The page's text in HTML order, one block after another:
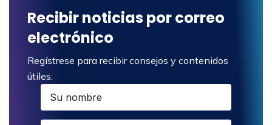
Recibir noticias por correo
electrónico
Regístrese para recibir consejos y contenidos
útiles.